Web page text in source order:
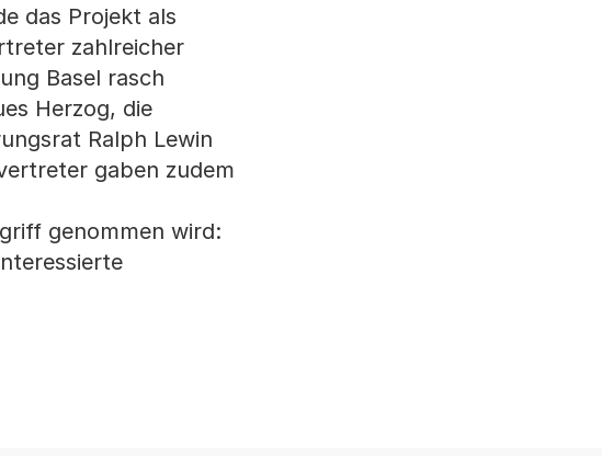
das Projekt als
zahlreicher
Basel rasch
Herzog, die
Ralph Lewin
gaben zudem
genommen wird: